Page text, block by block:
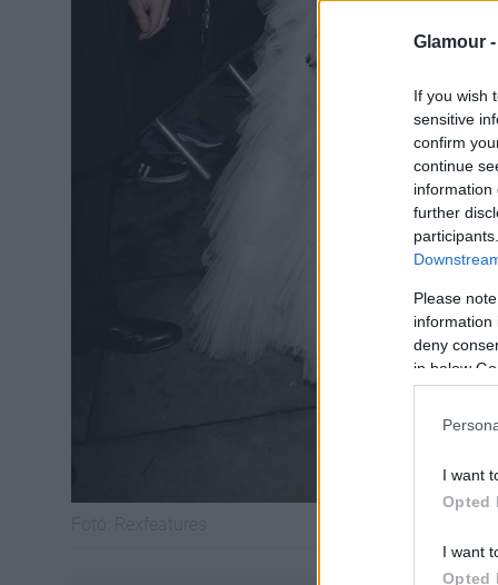
Glamour -
If you wish
sensitive
confirm
continue
information
further
Please
information
deny
in below
I want
Opted
I want
Opted